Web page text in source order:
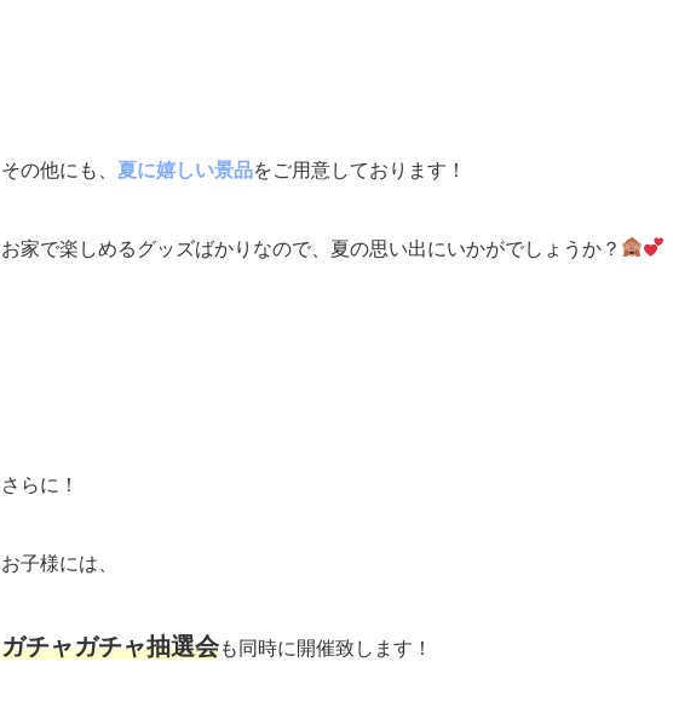
その他にも、 夏に嬉しい景品をご用意しております！
お家で楽しめるグッズばかりなので、夏の思い出にいかがでしょうか？
さらに！
お子様には、
ガチャガチャ抽選会も同時に開催致します！